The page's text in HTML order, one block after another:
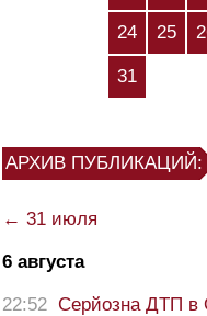
24 25
31
АРХИВ ПУБЛИКАЦИЙ:
← 31 июля
6 августа
22:52 Серйозна ДТП в